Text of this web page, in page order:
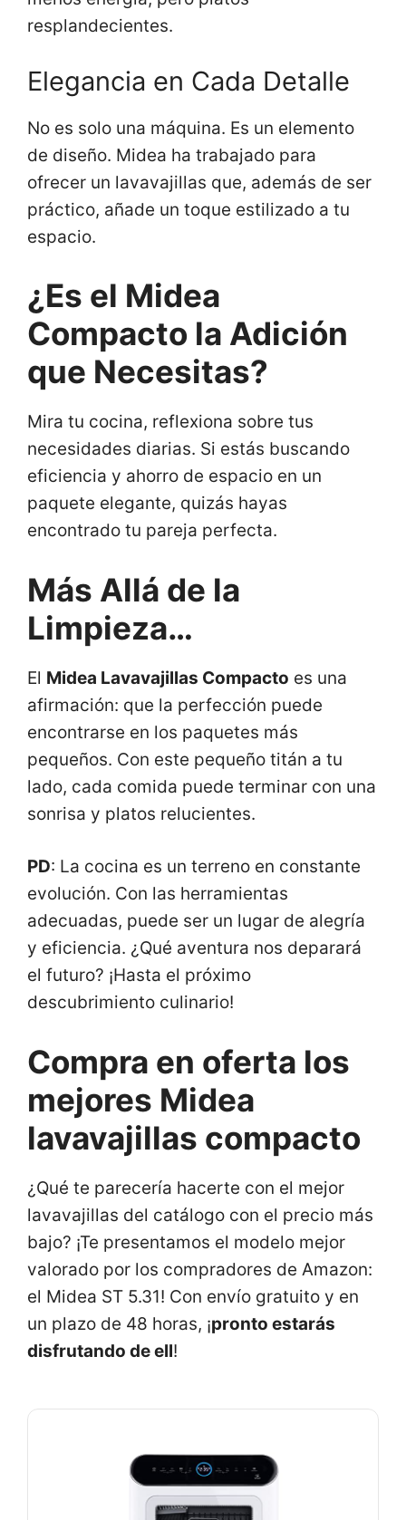
resplandecientes.
Elegancia en Cada Detalle
No es solo una máquina. Es un elemento
de diseño. Midea ha trabajado para
ofrecer un lavavajillas que, además de ser
práctico, añade un toque estilizado a tu
espacio.
¿Es el Midea
Compacto la Adición
que Necesitas?
Mira tu cocina, reflexiona sobre tus
necesidades diarias. Si estás buscando
eficiencia y ahorro de espacio en un
paquete elegante, quizás hayas
encontrado tu pareja perfecta.
Más Allá de la
Limpieza…
El Midea Lavavajillas Compacto es una
afirmación: que la perfección puede
encontrarse en los paquetes más
pequeños. Con este pequeño titán a tu
lado, cada comida puede terminar con una
sonrisa y platos relucientes.
PD: La cocina es un terreno en constante
evolución. Con las herramientas
adecuadas, puede ser un lugar de alegría
y eficiencia. ¿Qué aventura nos deparará
el futuro? ¡Hasta el próximo
descubrimiento culinario!
Compra en oferta los
mejores Midea
lavavajillas compacto
¿Qué te parecería hacerte con el mejor
lavavajillas del catálogo con el precio más
bajo? ¡Te presentamos el modelo mejor
valorado por los compradores de Amazon:
el Midea ST 5.31! Con envío gratuito y en
un plazo de 48 horas, ¡pronto estarás
disfrutando de ell!